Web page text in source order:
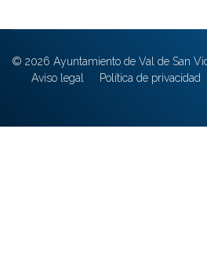
© 2026 Ayuntamiento de Val de San
Aviso legal
Política de privacidad